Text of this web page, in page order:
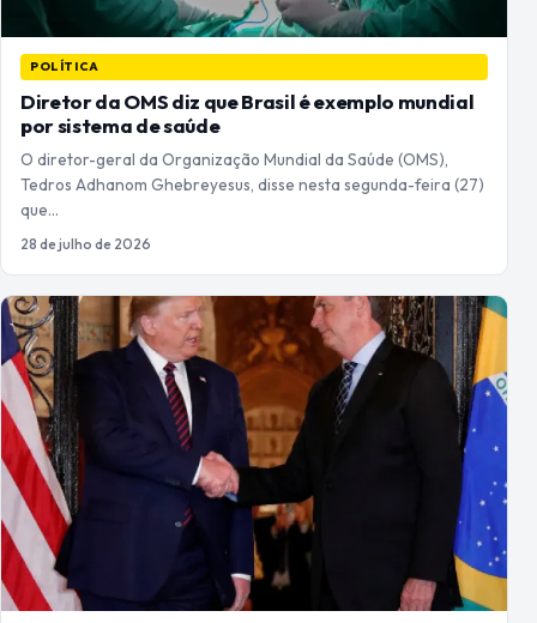
POLÍTICA
Diretor da OMS diz que Brasil é exemplo mundial
por sistema de saúde
O diretor-geral da Organização Mundial da Saúde (OMS),
Tedros Adhanom Ghebreyesus, disse nesta segunda-feira (27)
que…
28 de julho de 2026